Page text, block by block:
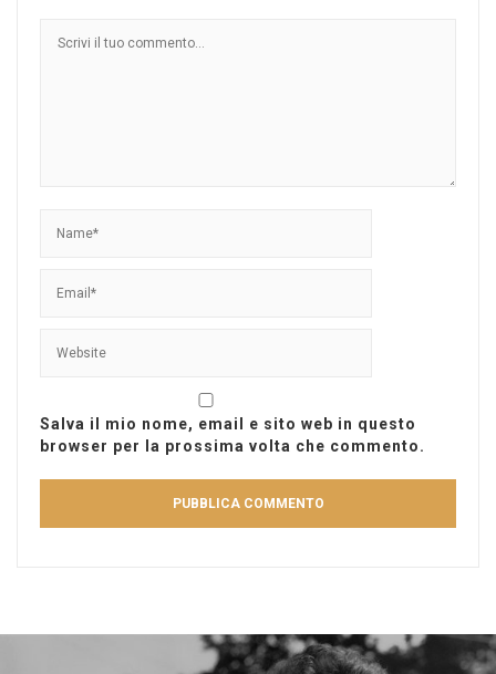
Salva il mio nome, email e sito web in questo
browser per la prossima volta che commento.